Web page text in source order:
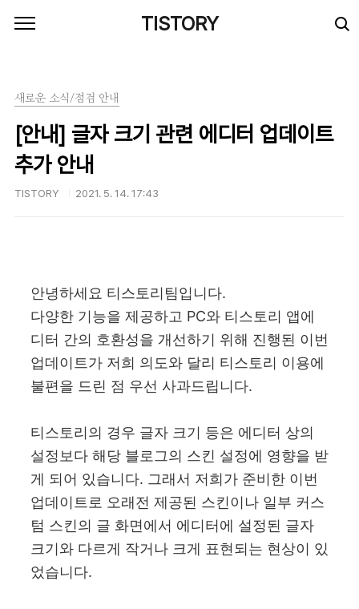
TISTORY
새로운 소식/점검 안내
[안내] 글자 크기 관련 에디터 업데이트
추가 안내
TISTORY 2021. 5. 14. 17:43
안녕하세요 티스토리팀입니다.
다양한 기능을 제공하고 PC와 티스토리 앱에
디터 간의 호환성을 개선하기 위해 진행된 이번
업데이트가 저희 의도와 달리 티스토리 이용에
불편을 드린 점 우선 사과드립니다.
티스토리의 경우 글자 크기 등은 에디터 상의
설정보다 해당 블로그의 스킨 설정에 영향을 받
게 되어 있습니다. 그래서 저희가 준비한 이번
업데이트로 오래전 제공된 스킨이나 일부 커스
텀 스킨의 글 화면에서 에디터에 설정된 글자
크기와 다르게 작거나 크게 표현되는 현상이 있
었습니다.